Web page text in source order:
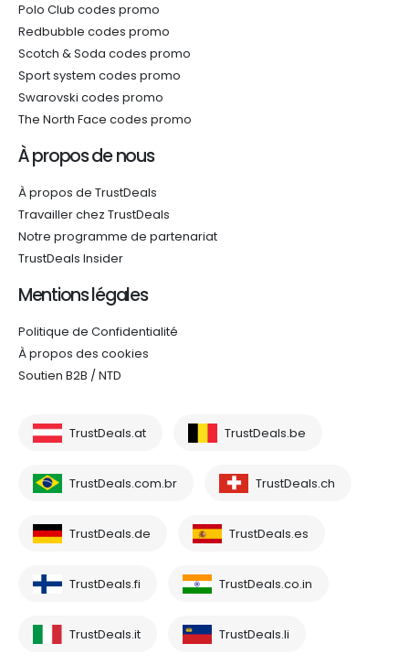
Polo Club codes promo
Redbubble codes promo
Scotch & Soda codes promo
Sport system codes promo
Swarovski codes promo
The North Face codes promo
À propos de nous
À propos de TrustDeals
Travailler chez TrustDeals
Notre programme de partenariat
TrustDeals Insider
Mentions légales
Politique de Confidentialité
À propos des cookies
Soutien B2B / NTD
TrustDeals.at TrustDeals.be
TrustDeals.com.br TrustDeals.ch
TrustDeals.de TrustDeals.es
TrustDeals.fi TrustDeals.co.in
TrustDeals.it TrustDeals.li